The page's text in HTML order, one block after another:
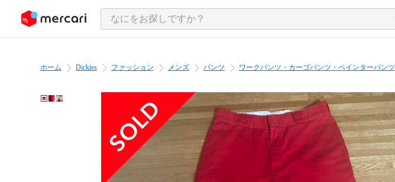
ツにスキップ
ホーム Dickies ファッション メンズ パンツ ワークパンツ・カーゴパンツ・ペインターパンツ